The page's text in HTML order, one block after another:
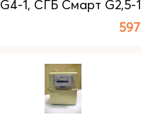
1, СГБ Смарт G2,5-1
597